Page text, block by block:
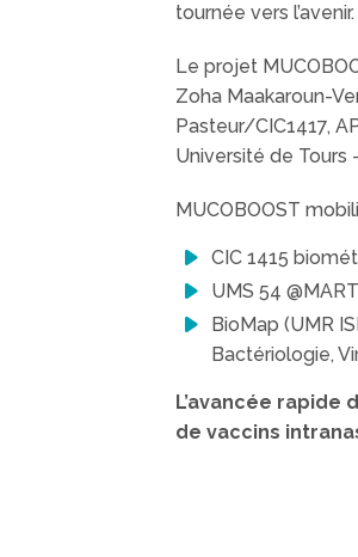
tournée vers l’avenir.
Le projet
Zoha Maakaroun-
Pasteur/CIC1417,
Université de Tours
MUCOBOOST
CIC 1415
UMS 54
BioMap (UMR
Bactériologie,
L’avancée
de vaccins